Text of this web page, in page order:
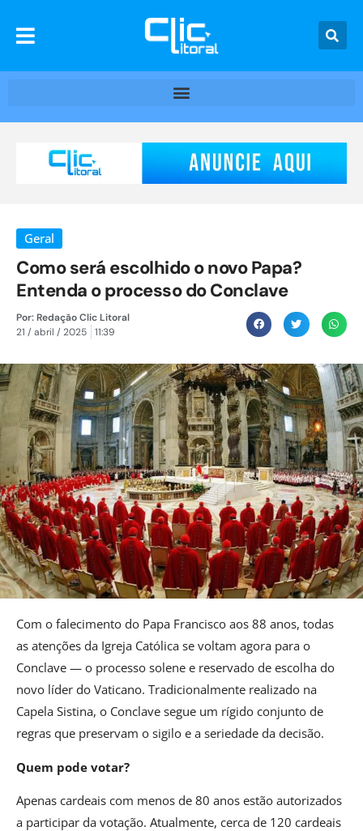
Geral
Como será escolhido o novo Papa?
Entenda o processo do Conclave
Por:Redação Clic Litoral
21 / abril / 2025
11:39
Com o falecimento do Papa Francisco aos 88 anos, todas
as atenções da Igreja Católica se voltam agora para o
Conclave — o processo solene e reservado de escolha do
novo líder do Vaticano. Tradicionalmente realizado na
Capela Sistina, o Conclave segue um rígido conjunto de
regras que preservam o sigilo e a seriedade da decisão.
Quem pode votar?
Apenas cardeais com menos de 80 anos estão autorizados
a participar da votação. Atualmente, cerca de 120 cardeais